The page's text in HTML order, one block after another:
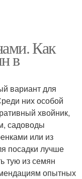
Как
в
вариант для
них особой
хвойник,
садоводы
или из
посадки лучше
тую из семян
опытных